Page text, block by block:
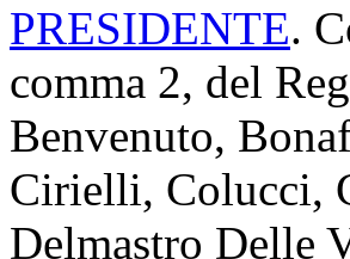
PRESIDENTE.
comma 2, del
Benvenuto,
Cirielli, Colucci,
Delmastro Delle